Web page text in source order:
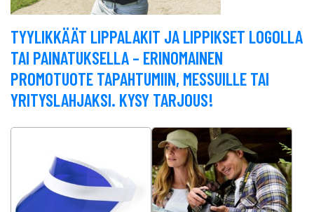
TYYLIKKÄÄT LIPPALAKIT JA LIPPIKSET LOGOLLA
TAI PAINATUKSELLA – ERINOMAINEN
PROMOTUOTE TAPAHTUMIIN, MESSUILLE TAI
YRITYSLAHJAKSI. KYSY TARJOUS!
Tällä tuotteella on useampi muunnelma. Voit tehdä valinnat